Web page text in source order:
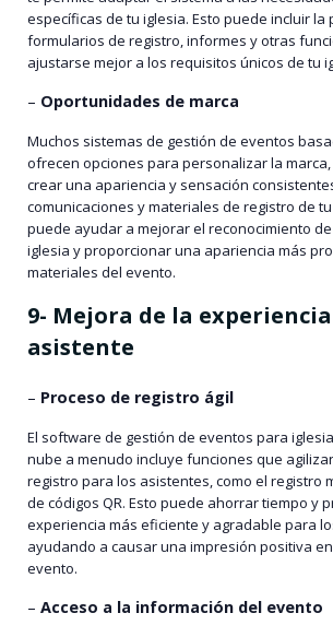
específicas de tu iglesia. Esto puede incluir
formularios de registro, informes y otras
ajustarse mejor a los requisitos únicos de tu
– Oportunidades de marca
Muchos sistemas de gestión de eventos
ofrecen opciones para personalizar la
crear una apariencia y sensación
comunicaciones y materiales de registro de
puede ayudar a mejorar el reconocimiento
iglesia y proporcionar una apariencia más
materiales del evento.
9- Mejora de la
asistente
– Proceso de registro ágil
El software de gestión de eventos para
nube a menudo incluye funciones que
registro para los asistentes, como el registro
de códigos QR. Esto puede ahorrar tiempo y
experiencia más eficiente y agradable para
ayudando a causar una impresión positiva
evento.
– Acceso a la información del evento